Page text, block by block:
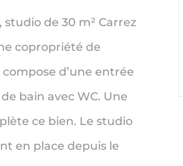
studio de 30 m² Carrez
copropriété de
d’une entrée
bain avec WC. Une
ce bien. Le studio
en place depuis le